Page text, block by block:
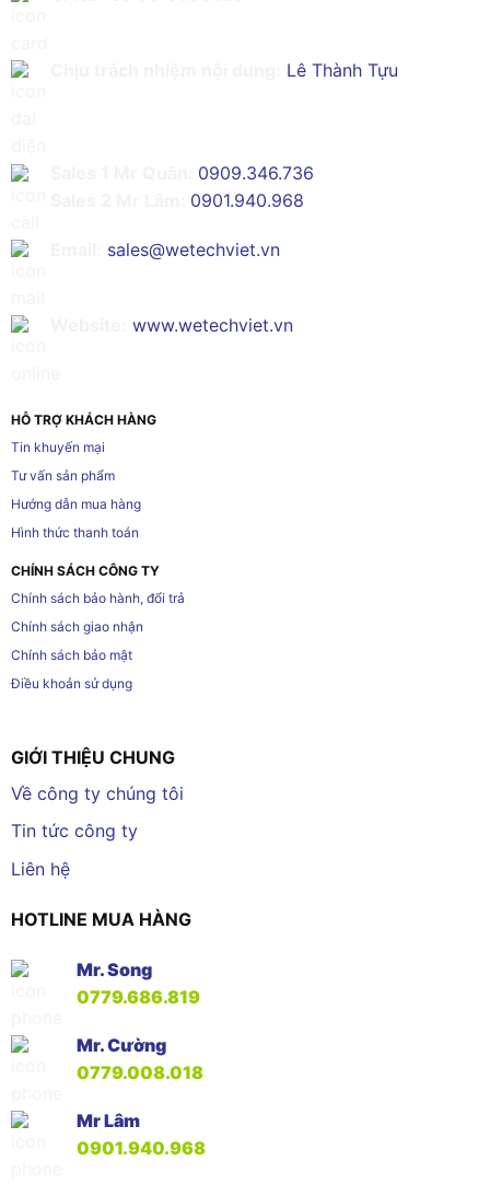
Lê Thành Tựu
0909.346.736
0901.940.968
sales@wetechviet.vn
www.wetechviet.vn
HỖ TRỢ KHÁCH HÀNG
Tin khuyến mại
Tư vấn sản phẩm
Hướng dẫn mua hàng
Hình thức thanh toán
CHÍNH SÁCH CÔNG TY
Chính sách bảo hành, đổi trả
Chính sách giao nhận
Chính sách bảo mật
Điều khoản sử dụng
GIỚI THIỆU CHUNG
Về công ty chúng tôi
Tin tức công ty
Liên hệ
HOTLINE MUA HÀNG
Mr. Song
0779.686.819
Mr. Cường
0779.008.018
Mr Lâm
0901.940.968